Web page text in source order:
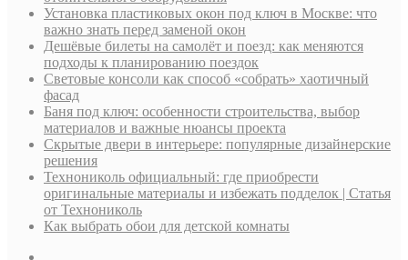
Установка пластиковых окон под ключ в Москве: что
важно знать перед заменой окон
Дешёвые билеты на самолёт и поезд: как меняются
подходы к планированию поездок
Световые консоли как способ «собрать» хаотичный
фасад
Баня под ключ: особенности строительства, выбор
материалов и важные нюансы проекта
Скрытые двери в интерьере: популярные дизайнерские
решения
Технониколь официальный: где приобрести
оригинальные материалы и избежать подделок | Статья
от Технониколь
Как выбрать обои для детской комнаты